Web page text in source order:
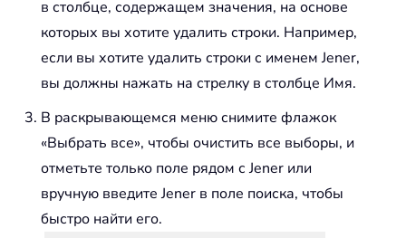
в столбце, содержащем значения, на основе
которых вы хотите удалить строки. Например,
если вы хотите удалить строки с именем Jener,
вы должны нажать на стрелку в столбце Имя.
В раскрывающемся меню снимите флажок
«Выбрать все», чтобы очистить все выборы, и
отметьте только поле рядом с Jener или
вручную введите Jener в поле поиска, чтобы
быстро найти его.